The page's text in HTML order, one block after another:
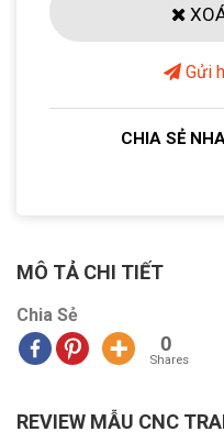
Gửi
CHIA SẺ
MÔ TẢ CHI TIẾT
Chia Sẻ
0
Shares
REVIEW MẪU CNC